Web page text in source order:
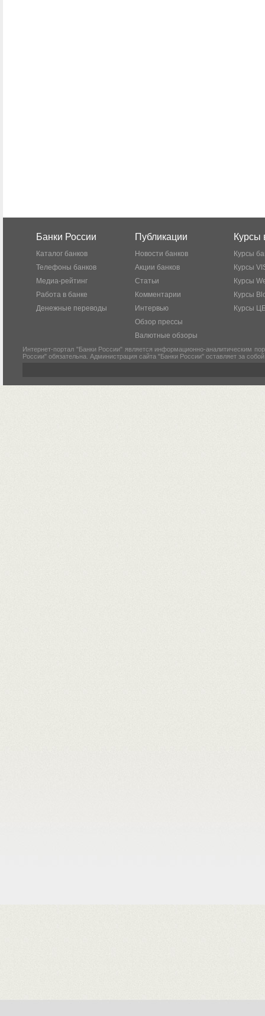
Банки России
Каталог банков
Телефоны банков
Медиа-рейтинг
Работа в банке
Денежные переводы
Публикации
Новости банков
Акции банков
Статьи
Комментарии
Интервью
Обзор прессы
Валютные обзоры
Курсы
Курсы
Курсы
Курсы
Курсы
Курсы
Интернет-портал "Банки России" является информационно-аналитическим
России" обязательна. Администрация сайта "Банки России" оставляет за